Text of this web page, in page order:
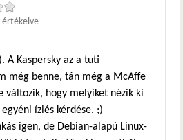
értékelve
A Kaspersky az a tuti
még benne, tán még a McAffe
változik, hogy melyiket nézik ki
ízlés kérdése. ;)
igen, de Debian-alapú Linux-